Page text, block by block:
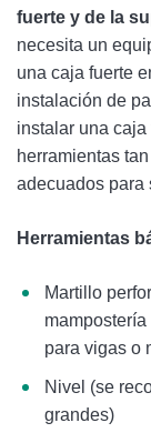
fuerte y de la
necesita un
una caja fuerte
instalación de
instalar una
herramientas
adecuados para
Herramientas
Martillo
para vigas o
Nivel (se
grandes)